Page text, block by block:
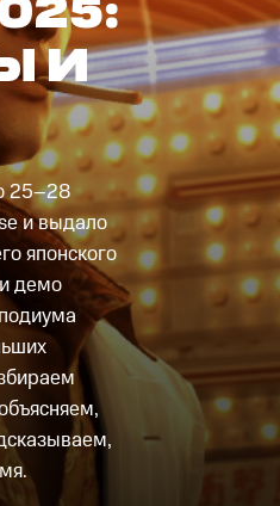
И
25–28
и выдало
японского
демо